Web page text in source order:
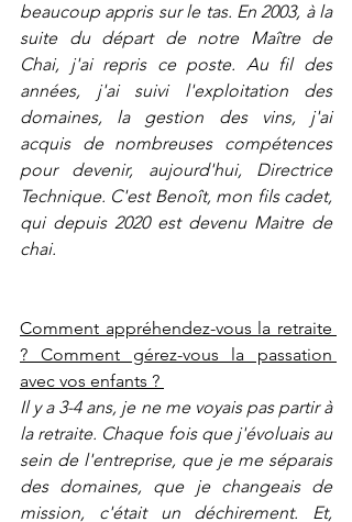
beaucoup appris sur le tas. En 2003, à la
suite du départ de notre Maître de
Chai, j'ai repris ce poste. Au fil des
années, j'ai suivi l'exploitation des
domaines, la gestion des vins, j'ai
acquis de nombreuses compétences
pour devenir, aujourd'hui, Directrice
Technique. C'est Benoît, mon fils cadet,
qui depuis 2020 est devenu Maitre de
chai.
Comment appréhendez-vous la retraite
? Comment gérez-vous la passation
avec vos enfants ?
Il y a 3-4 ans, je ne me voyais pas partir à
la retraite. Chaque fois que j'évoluais au
sein de l'entreprise, que je me séparais
des domaines, que je changeais de
mission, c'était un déchirement. Et,